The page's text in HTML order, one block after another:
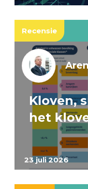
Recensie
23 juli 2026
Kloven,
het